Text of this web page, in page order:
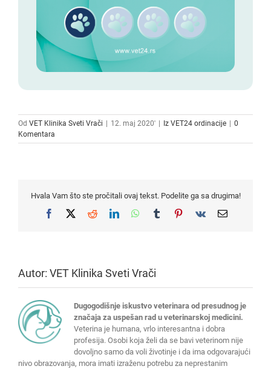
Od VET Klinika Sveti Vrači | 12. maj 2020' | Iz VET24 ordinacije | 0
Komentara
Hvala Vam što ste pročitali ovaj tekst. Podelite ga sa drugima!
Facebook
X RedditLinkedInWhatsApp
TumblrPinterest
Vk Email
Autor: VET Klinika Sveti Vrači
Dugogodišnje iskustvo veterinara od presudnog je
značaja za uspešan rad u veterinarskoj medicini.
Veterina je humana, vrlo interesantna i dobra
profesija. Osobi koja želi da se bavi veterinom nije
dovoljno samo da voli životinje i da ima odgovarajući
nivo obrazovanja, mora imati izraženu potrebu za neprestanim